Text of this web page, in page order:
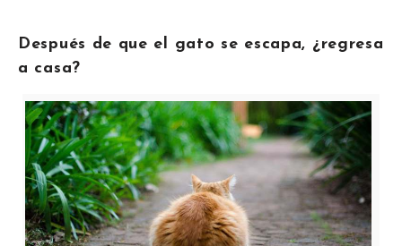
Después de que el gato se escapa, ¿regresa
a casa?